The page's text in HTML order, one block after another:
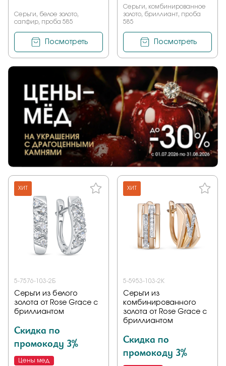
Серьги, белое золото,
сапфир, проба 585
Посмотреть
Серьги, комбинированное
золото, бриллиант, проба
585
Посмотреть
ХИТ
5-7576-103-2Б
Серьги из белого
золота от Rose Grace с
бриллиантом
Скидка по
промокоду 3%
Цены мед
ХИТ
5-5953-103-2К
Серьги из
комбинированного
золота от Rose Grace с
бриллиантом
Скидка по
промокоду 3%